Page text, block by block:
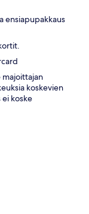
ensiapupakkaus
majoittajan
koskevien
koske